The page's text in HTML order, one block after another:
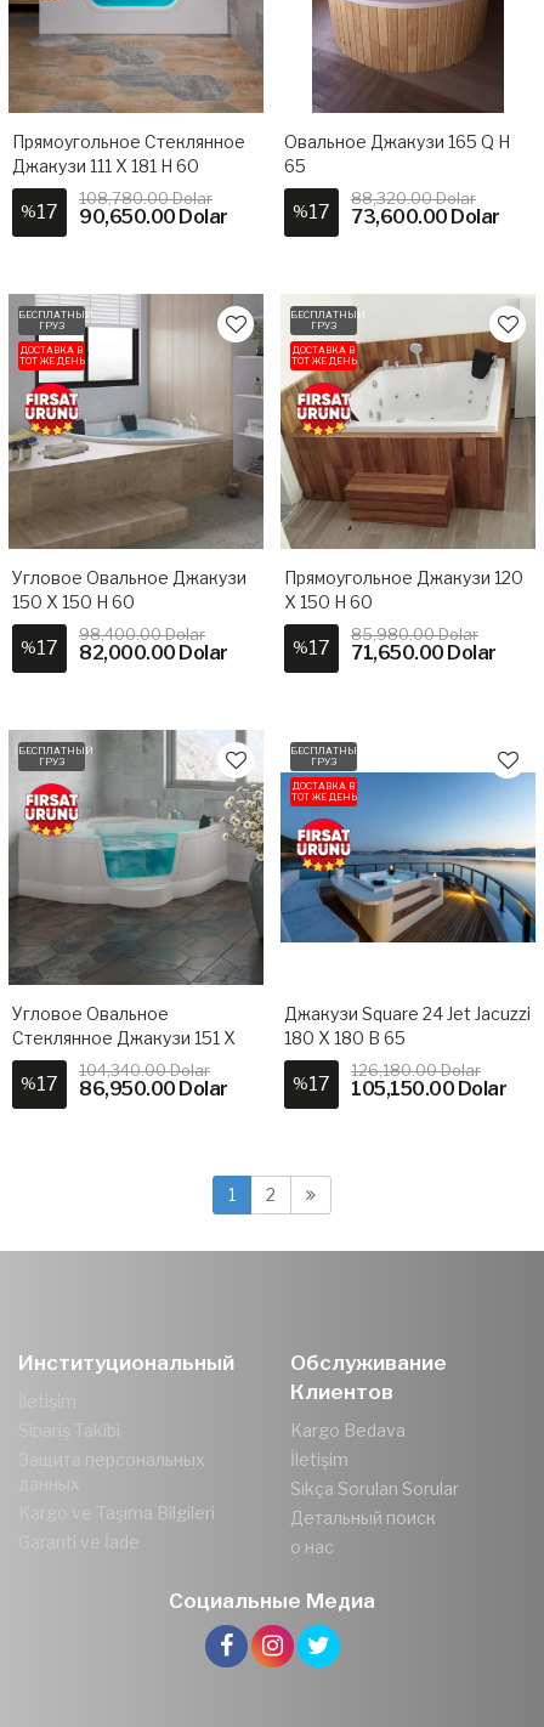
Прямоугольное Стеклянное
Джакузи 111 X 181 H 60
%17
108,780.00 Dolar
90,650.00 Dolar
Овальное Джакузи 165 Q H
65
%17
88,320.00 Dolar
73,600.00 Dolar
БЕСПЛАТНЫЙ
ГРУЗ
ДОСТАВКА В
ТОТ ЖЕ ДЕНЬ
Угловое Овальное Джакузи
150 X 150 H 60
%17
98,400.00 Dolar
82,000.00 Dolar
БЕСПЛАТНЫЙ
ГРУЗ
ДОСТАВКА В
ТОТ ЖЕ ДЕНЬ
Прямоугольное Джакузи 120
X 150 H 60
%17
85,980.00 Dolar
71,650.00 Dolar
БЕСПЛАТНЫЙ
ГРУЗ
Угловое Овальное
Стеклянное Джакузи 151 X
151 H 65
%17
104,340.00 Dolar
86,950.00 Dolar
БЕСПЛАТНЫЙ
ГРУЗ
ДОСТАВКА В
ТОТ ЖЕ ДЕНЬ
Джакузи Square 24 Jet Jacuzzi
180 X 180 В 65
%17
126,180.00 Dolar
105,150.00 Dolar
1 2
Институциональный
İletişim
Sipariş Takibi
Защита персональных
данных
Kargo ve Taşıma Bilgileri
Garanti ve İade
Обслуживание
Клиентов
Kargo Bedava
İletişim
Sıkça Sorulan Sorular
Детальный поиск
о нас
Социальные Медиа